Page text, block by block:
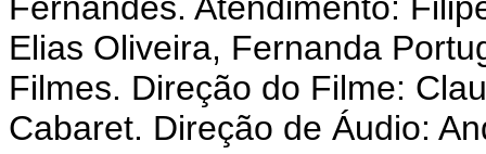
Elias Oliveira, Fernanda
Filmes. Direção do Filme:
Cabaret. Direção de Áudio: